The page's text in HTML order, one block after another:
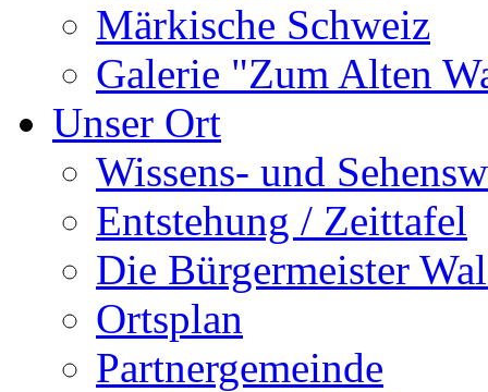
Märkische Schweiz
Galerie "Zum Alten
Unser Ort
Wissens- und
Entstehung / Zeittafel
Die Bürgermeister
Ortsplan
Partnergemeinde